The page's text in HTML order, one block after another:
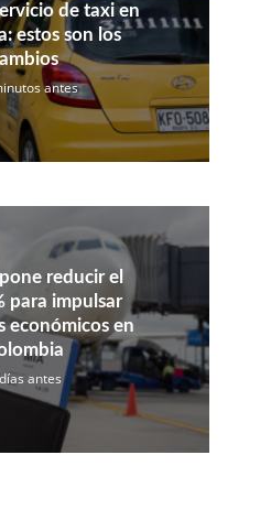
de taxi en
estos son los
antes
reducir el
para impulsar
económicos en
antes